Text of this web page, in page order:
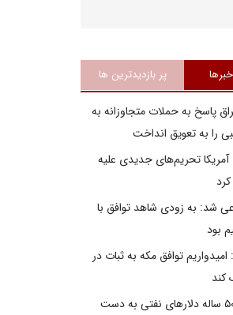
پر بازدیدترین ها
پاسخ به حملات متجاوزانه به
را به تعویق انداخت
آمریکا تحریم‌های جدیدی علیه
کرد
شد: به زودی شاهد توافق با
بود
توافق مکه به ثبات در
کند
پایان عمر ۵۰ ساله دلارهای نفتی به دست